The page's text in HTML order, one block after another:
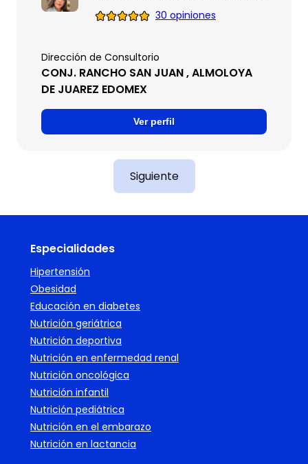
30 opiniones
Dirección de Consultorio
CONJ. RANCHO SAN JUAN , ALMOLOYA
DE JUAREZ EDOMEX
Ver perfil
Siguiente
Especialidades
Hipertensión
Obesidad
Educación en diabetes
Nutrición geriátrica
Nutrición deportiva
Nutrición en enfermedad renal
Nutrición oncológica
Nutrición infantil
Nutrición pediátrica
Nutrición en el embarazo
Nutrición en lactancia